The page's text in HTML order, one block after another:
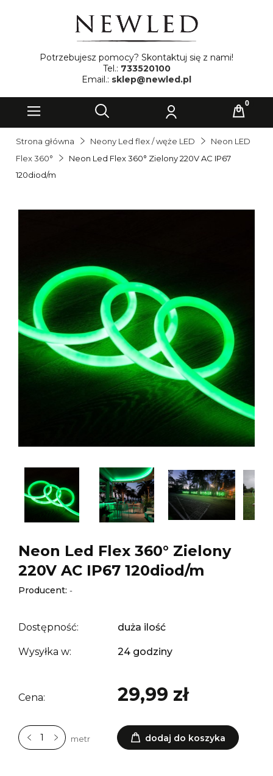
Potrzebujesz pomocy? Skontaktuj się z nami!
Tel.: 733520100
Email.: sklep@newled.pl
Strona główna Neony Led flex / węże LED
Neon LED
Flex 360°
Neon Led Flex 360° Zielony 220V AC IP67
120diod/m
Neon Led Flex 360° Zielony
220V AC IP67 120diod/m
Producent: -
Dostępność: duża ilość
Wysyłka w: 24 godziny
Cena: 29,99 zł
metr dodaj do koszyka